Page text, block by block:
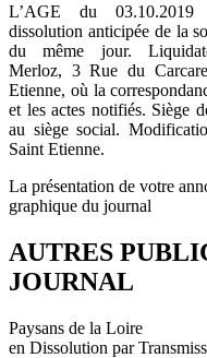
L’AGE du
dissolution anticipée de la
du même jour.
Merloz, 3 Rue du
Etienne, où la
et les actes notifiés. Siège
au siège social.
Saint Etienne.
La présentation de votre
graphique du journal
AUTRES
JOURNAL
Paysans de la Loire
en Dissolution par